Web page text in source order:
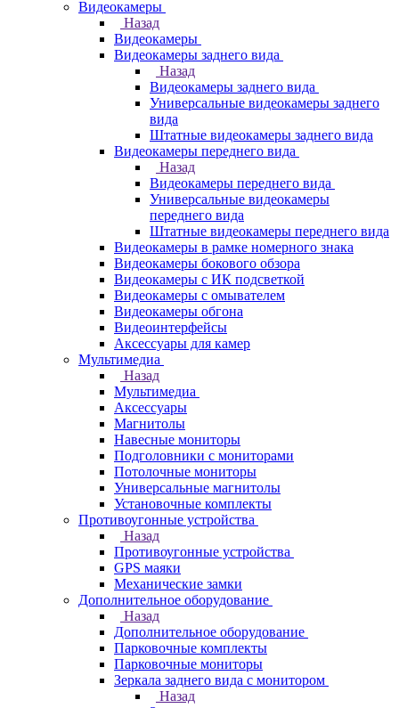
Видеокамеры
Назад
Видеокамеры
Видеокамеры заднего вида
Назад
Видеокамеры заднего вида
Универсальные видеокамеры заднего
вида
Штатные видеокамеры заднего вида
Видеокамеры переднего вида
Назад
Видеокамеры переднего вида
Универсальные видеокамеры
переднего вида
Штатные видеокамеры переднего вида
Видеокамеры в рамке номерного знака
Видеокамеры бокового обзора
Видеокамеры с ИК подсветкой
Видеокамеры с омывателем
Видеокамеры обгона
Видеоинтерфейсы
Аксессуары для камер
Мультимедиа
Назад
Мультимедиа
Аксессуары
Магнитолы
Навесные мониторы
Подголовники с мониторами
Потолочные мониторы
Универсальные магнитолы
Установочные комплекты
Противоугонные устройства
Назад
Противоугонные устройства
GPS маяки
Механические замки
Дополнительное оборудование
Назад
Дополнительное оборудование
Парковочные комплекты
Парковочные мониторы
Зеркала заднего вида с монитором
Назад